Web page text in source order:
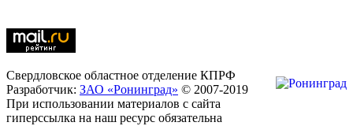
Свердловское областное отделение КПРФ
Разработчик: ЗАО «Ронинград» © 2007-2019
При использовании материалов с сайта
гиперссылка на наш ресурс обязательна